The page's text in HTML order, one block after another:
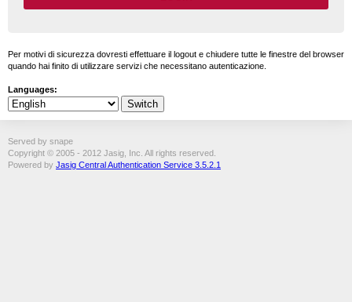
Per motivi di sicurezza dovresti effettuare il logout e chiudere tutte le finestre del browser
quando hai finito di utilizzare servizi che necessitano autenticazione.
Languages:
Served by snape
Copyright © 2005 - 2012 Jasig, Inc. All rights reserved.
Powered by Jasig Central Authentication Service 3.5.2.1